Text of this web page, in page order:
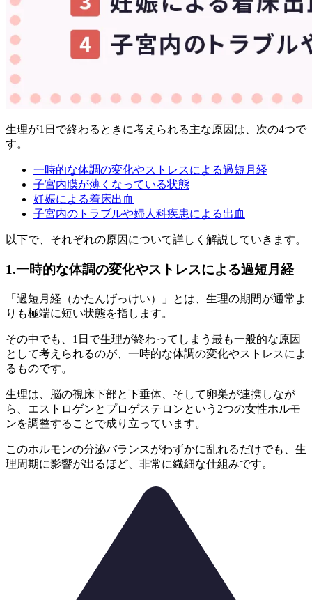
生理が1日で終わるときに考えられる主な原因は、次の4つで
す。
一時的な体調の変化やストレスによる過短月経
子宮内膜が薄くなっている状態
妊娠による着床出血
子宮内のトラブルや婦人科疾患による出血
以下で、それぞれの原因について詳しく解説していきます。
1.一時的な体調の変化やストレスによる過短月経
「過短月経（かたんげっけい）」とは、 生理の期間が通常よ
りも極端に短い状態を指します。
その中でも、1日で生理が終わってしまう最も一般的な原因
として考えられるのが、 一時的な体調の変化やストレスによ
るものです。
生理は、脳の視床下部と下垂体、そして卵巣が連携しなが
ら、エストロゲンとプロゲステロンという2つの女性ホルモ
ンを調整することで成り立っています。
このホルモンの分泌バランスがわずかに乱れるだけでも、生
理周期に影響が出るほど、非常に繊細な仕組みです。